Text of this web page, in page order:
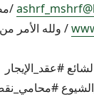
/
/ ولله الأمر
#عقد_الإيجار